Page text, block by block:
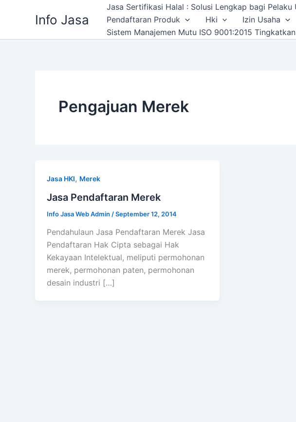
Info Jasa
Jasa Sertifikasi Halal : Solusi Lengkap bagi Pelaku
Pendaftaran Produk
Hki Izin Usaha
Sistem Manajemen Mutu ISO 9001:2015
Pengajuan Merek
Jasa HKI, Merek
Jasa Pendaftaran Merek
Info Jasa Web Admin /September 12, 2014
Pendahulaun Jasa Pendaftaran Merek Jasa
Pendaftaran Hak Cipta sebagai Hak
Kekayaan Intelektual, meliputi permohonan
merek, permohonan paten, permohonan
desain industri […]